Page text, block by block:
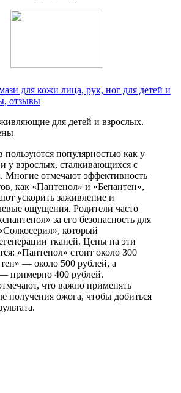
для кожи лица, рук, ног для детей и
отзывы
пользуются популярностью как у
у взрослых, сталкивающихся с
Многие отмечают эффективность
как «Пантенол» и «Бепантен»,
ускорить заживление и
ощущения. Родители часто
за его безопасность для
который
тканей. Цены на эти
«Пантенол» стоит около 300
— около 500 рублей, а
примерно 400 рублей.
что важно применять
получения ожога, чтобы добиться